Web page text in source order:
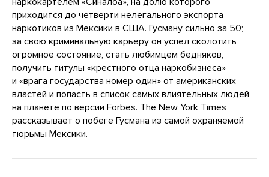
приходится до четверти нелегального экспорта
наркотиков из Мексики в США. Гусману сильно за 50;
за свою криминальную карьеру он успел сколотить
огромное состояние, стать любимцем бедняков,
получить титулы «крестного отца наркобизнеса»
и «врага государства номер один» от американских
властей и попасть в список самых влиятельных людей
на планете по версии Forbes. The New York Times
рассказывает о побеге Гусмана из самой охраняемой
тюрьмы Мексики.